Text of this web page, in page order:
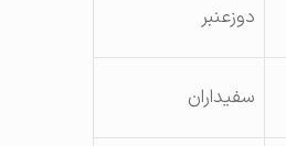
دوزعنبر
سفیداران